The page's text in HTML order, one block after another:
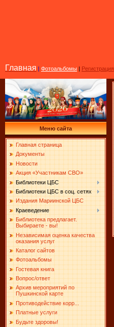
Главная | Фотоальбомы | Регистрация
Меню сайта
Главная страница
Документы
Новости
Акция «Участникам СВО»
Библиотеки ЦБС
Библиотеки ЦБС в соц. сетях
Издания Мариинской ЦБС
Краеведение
Библиотека предлагает.
Выбираете - вы!
Независимая оценка качества
оказания услуг
Каталог сайтов
Фотоальбомы
Гостевая книга
Вопрос/ответ
Архив мероприятий по
Пушкинской карте
Противодействие корр...
Платные услуги
Будьте здоровы!